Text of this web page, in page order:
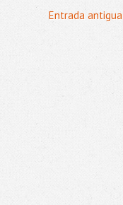
Entrada antigua